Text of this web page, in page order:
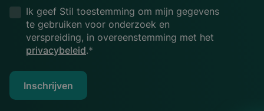
Ik geef Stil toestemming om mijn gegevens
te gebruiken voor onderzoek en
verspreiding, in overeenstemming met het
privacybeleid.*
Inschrijven